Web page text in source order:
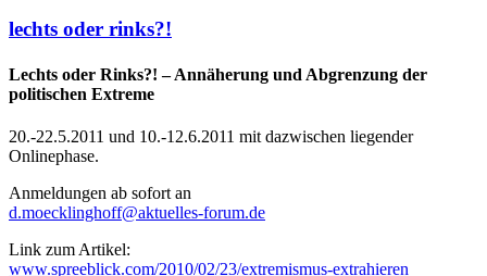
lechts oder rinks?!
Lechts oder Rinks?! – Annäherung und Abgrenzung der
politischen Extreme
20.-22.5.2011 und 10.-12.6.2011 mit dazwischen liegender
Onlinephase.
Anmeldungen ab sofort an
d.moecklinghoff@aktuelles-forum.de
Link zum Artikel:
www.spreeblick.com/2010/02/23/extremismus-extrahieren